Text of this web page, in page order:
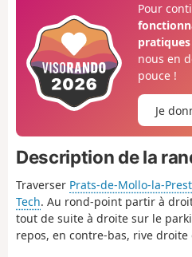
Pour
pratiques
nous en
pouce !
Je
Description de la
Traverser Prats-de-Mollo-la-
Tech. Au rond-point partir à
tout de suite à droite sur le
repos, en contre-bas, rive droite